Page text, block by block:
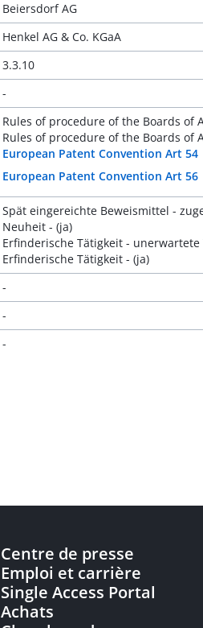
Beiersdorf AG
Henkel AG & Co. KGaA
3.3.10
-
Rules of procedure of the Boards of
Rules of procedure of the Boards of
European Patent Convention Art 54
European Patent Convention Art 56
Spät eingereichte Beweismittel -
Neuheit - (ja)
Erfinderische Tätigkeit - unerwartete
Erfinderische Tätigkeit - (ja)
-
-
-
Centre de presse
Emploi et carrière
Single Access Portal
Achats